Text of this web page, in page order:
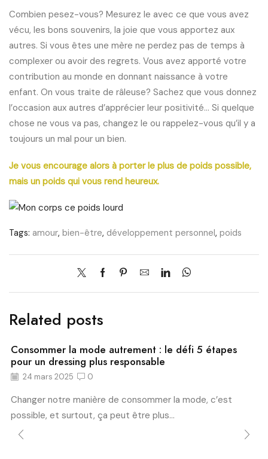
Combien pesez-vous? Mesurez le avec ce que vous avez
vécu, les bons souvenirs, la joie que vous apportez aux
autres. Si vous êtes une mère ne perdez pas de temps à
complexer ou avoir des regrets. Vous avez apporté votre
contribution au monde en donnant naissance à votre
enfant. On vous traite de râleuse? Sachez que vous donnez
l’occasion aux autres d’apprécier leur positivité… Si quelque
chose ne vous va pas, changez le ou rappelez-vous qu’il y a
toujours un mal pour un bien.
Je vous encourage alors à porter le plus de poids possible,
mais un poids qui vous rend heureux.
Tags: amour, bien-être, développement personnel, poids
Related posts
Consommer la mode autrement : le défi 5 étapes
pour un dressing plus responsable
24 mars 2025 0
Changer notre manière de consommer la mode, c’est
possible, et surtout, ça peut être plus...